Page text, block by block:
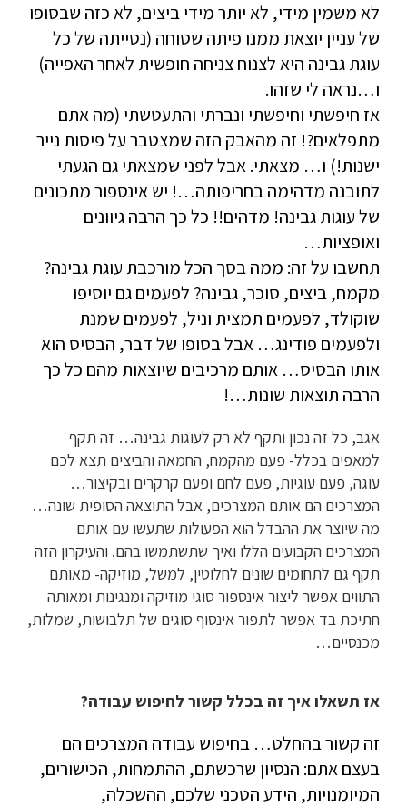
לא משמין מידי, לא יותר מידי ביצים, לא כזה שבסופו
של עניין יוצאת ממנו פיתה שטוחה (נטייתה של כל
עוגת גבינה היא לצנוח צניחה חופשית לאחר האפייה)
ו…נראה לי שזהו.
אז חיפשתי וחיפשתי ונברתי והתעטשתי (מה אתם
מתפלאים?! זה מהאבק הזה שמצטבר על פיסות נייר
ישנות!) ו… מצאתי. אבל לפני שמצאתי גם הגעתי
לתובנה מדהימה בחריפותה…! יש אינספור מתכונים
של עוגות גבינה! מדהים!! כל כך הרבה גיוונים
ואופציות…
תחשבו על זה: ממה בסך הכל מורכבת עוגת גבינה?
מקמח, ביצים, סוכר, גבינה? לפעמים גם יוסיפו
שוקולד, לפעמים תמצית וניל, לפעמים שמנת
ולפעמים פודינג… אבל בסופו של דבר, הבסיס הוא
אותו הבסיס… אותם מרכיבים שיוצאות מהם כל כך
הרבה תוצאות שונות…!
אגב, כל זה נכון ותקף לא רק לעוגות גבינה… זה תקף
למאפים בכלל- פעם מהקמח, החמאה והביצים תצא לכם
עוגה, פעם עוגיות, פעם לחם ופעם קרקרים ובקיצור…
המצרכים הם אותם המצרכים, אבל התוצאה הסופית שונה…
מה שיוצר את ההבדל הוא הפעולות שתעשו עם אותם
המצרכים הקבועים הללו ואיך שתשתמשו בהם. והעיקרון הזה
תקף גם לתחומים שונים לחלוטין, למשל, מוזיקה- מאותם
התווים אפשר ליצור אינספור סוגי מוזיקה ומנגינות ומאותה
חתיכת בד אפשר לתפור אינסוף סוגים של תלבושות, שמלות,
מכנסיים…
אז תשאלו איך זה בכלל קשור לחיפוש עבודה?
זה קשור בהחלט… בחיפוש עבודה המצרכים הם
בעצם אתם: הנסיון שרכשתם, ההתמחות, הכישורים,
המיומנויות, הידע הטכני שלכם, ההשכלה,